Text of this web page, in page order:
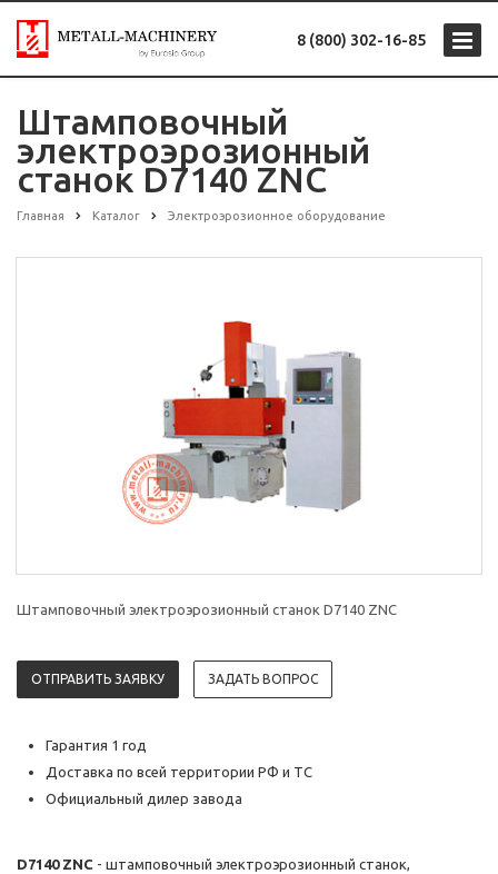
8 (800) 302-16-85
Штамповочный
электроэрозионный
станок D7140 ZNC
Главная Каталог Электроэрозионное оборудование
Штамповочный электроэрозионный станок D7140 ZNC
ОТПРАВИТЬ ЗАЯВКУ ЗАДАТЬ ВОПРОС
Гарантия 1 год
Доставка по всей территории РФ и ТС
Официальный дилер завода
D7140 ZNC - штамповочный электроэрозионный станок,